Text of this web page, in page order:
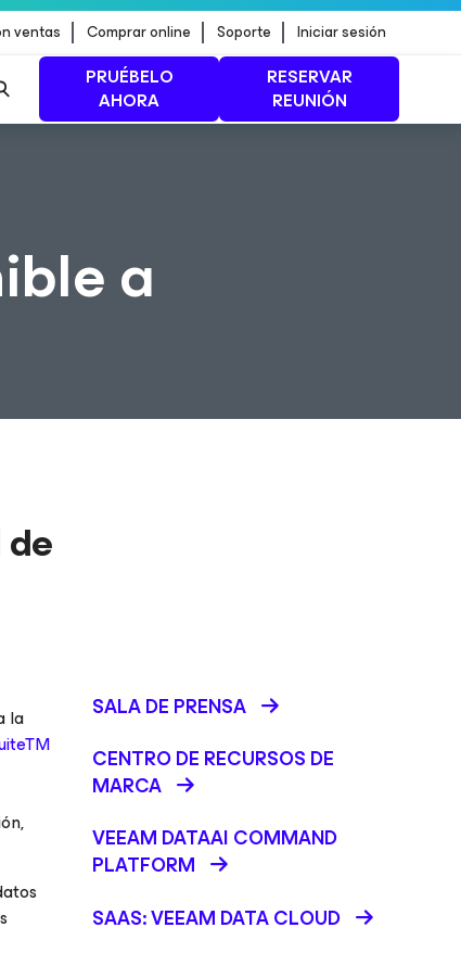
ventas Comprar online Soporte Iniciar sesión
PRUÉBELO
AHORA
RESERVAR
REUNIÓN
a
la
SALA DE PRENSA
CENTRO DE RECURSOS DE
MARCA
VEEAM DATAAI COMMAND
PLATFORM
SAAS: VEEAM DATA CLOUD